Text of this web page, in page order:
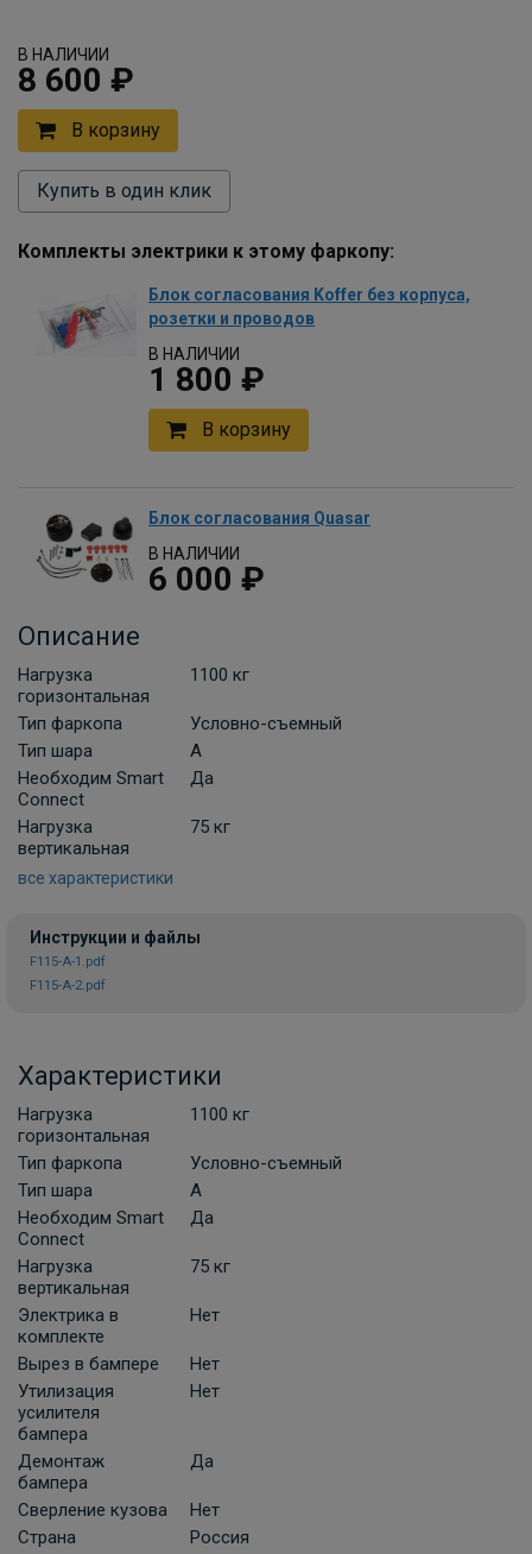
В НАЛИЧИИ
8 600 ₽
В корзину
Купить в один клик
Комплекты электрики к этому фаркопу:
Блок согласования Koffer без корпуса,
розетки и проводов
В НАЛИЧИИ
1 800 ₽
В корзину
Блок согласования Quasar
В НАЛИЧИИ
6 000 ₽
Комплект универсальной электрики
Koffer с блоком согласования 7-пин
В НАЛИЧИИ
Набор электрики фаркопа КонцептАвто
В корзину
Комплект универсальной электрики
КонцептАвто с блоком согласования 7-
пин
3 630 ₽
В корзину
-13pin
11 740 ₽
Описание
Нагрузка
горизонтальная
1100 кг
Тип фаркопа
Условно-съемный
Тип шара
A
Необходим Smart
Connect
Да
Нагрузка
вертикальная
75 кг
все характеристики
Инструкции и файлы
F115-A-1.pdf
F115-A-2.pdf
Характеристики
Нагрузка
горизонтальная
1100 кг
Тип фаркопа
Условно-съемный
Тип шара
A
Необходим Smart
Connect
Да
Нагрузка
вертикальная
75 кг
Электрика в
комплекте
Нет
Вырез в бампере
Нет
Утилизация
усилителя
бампера
Нет
Демонтаж
бампера
Да
Сверление кузова
Нет
Страна
Россия